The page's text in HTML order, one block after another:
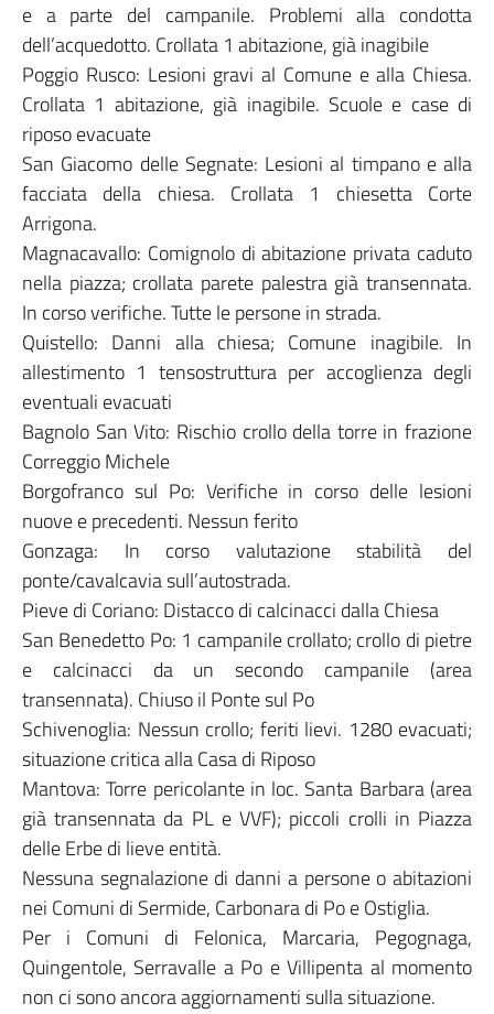
e a parte del campanile. Problemi alla condotta
dell’acquedotto. Crollata 1 abitazione, già inagibile
Poggio Rusco: Lesioni gravi al Comune e alla Chiesa.
Crollata 1 abitazione, già inagibile. Scuole e case di
riposo evacuate
San Giacomo delle Segnate: Lesioni al timpano e alla
facciata della chiesa. Crollata 1 chiesetta Corte
Arrigona.
Magnacavallo: Comignolo di abitazione privata caduto
nella piazza; crollata parete palestra già transennata.
In corso verifiche. Tutte le persone in strada.
Quistello: Danni alla chiesa; Comune inagibile. In
allestimento 1 tensostruttura per accoglienza degli
eventuali evacuati
Bagnolo San Vito: Rischio crollo della torre in frazione
Correggio Michele
Borgofranco sul Po: Verifiche in corso delle lesioni
nuove e precedenti. Nessun ferito
Gonzaga: In corso valutazione stabilità del
ponte/cavalcavia sull’autostrada.
Pieve di Coriano: Distacco di calcinacci dalla Chiesa
San Benedetto Po: 1 campanile crollato; crollo di pietre
e calcinacci da un secondo campanile (area
transennata). Chiuso il Ponte sul Po
Schivenoglia: Nessun crollo; feriti lievi. 1280 evacuati;
situazione critica alla Casa di Riposo
Mantova: Torre pericolante in loc. Santa Barbara (area
già transennata da PL e VVF); piccoli crolli in Piazza
delle Erbe di lieve entità.
Nessuna segnalazione di danni a persone o abitazioni
nei Comuni di Sermide, Carbonara di Po e Ostiglia.
Per i Comuni di Felonica, Marcaria, Pegognaga,
Quingentole, Serravalle a Po e Villipenta al momento
non ci sono ancora aggiornamenti sulla situazione.